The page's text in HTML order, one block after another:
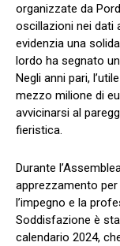
organizzate da
oscillazioni nei dati
evidenzia una
lordo ha segnato
Negli anni pari,
mezzo milione di
avvicinarsi al
fieristica.
Durante
apprezzamento
l’impegno e la
Soddisfazione è
calendario 2024,